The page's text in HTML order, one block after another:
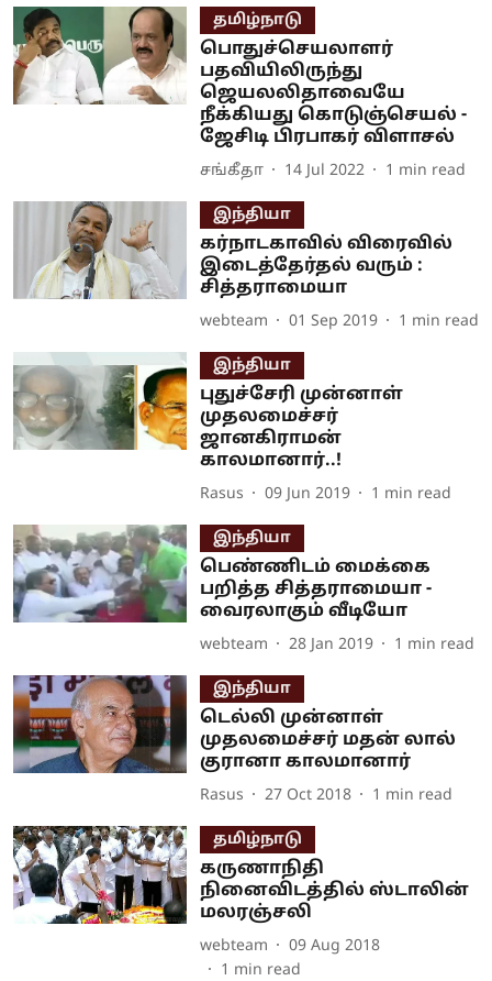
தமிழ்நாடு
பொதுச்செயலாளர்
பதவியிலிருந்து
ஜெயலலிதாவையே
நீக்கியது கொடுஞ்செயல் -
ஜேசிடி பிரபாகர் விளாசல்
சங்கீதா 14 Jul 2022 1 min read
இந்தியா
கர்நாடகாவில் விரைவில்
இடைத்தேர்தல் வரும் :
சித்தராமையா
webteam 01 Sep 2019 1 min read
இந்தியா
புதுச்சேரி முன்னாள்
முதலமைச்சர்
ஜானகிராமன்
காலமானார்..!
Rasus 09 Jun 2019 1 min read
இந்தியா
பெண்ணிடம் மைக்கை
பறித்த சித்தராமையா -
வைரலாகும் வீடியோ
webteam 28 Jan 2019 1 min read
இந்தியா
டெல்லி முன்னாள்
முதலமைச்சர் மதன் லால்
குரானா காலமானார்
Rasus 27 Oct 2018 1 min read
தமிழ்நாடு
கருணாநிதி
நினைவிடத்தில் ஸ்டாலின்
மலரஞ்சலி
webteam
09 Aug 2018
1 min read